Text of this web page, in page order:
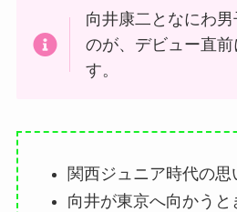
向井康二となにわ
のが、デビュー直前
す。
関西ジュニア時代の思
向井が東京へ向かうと